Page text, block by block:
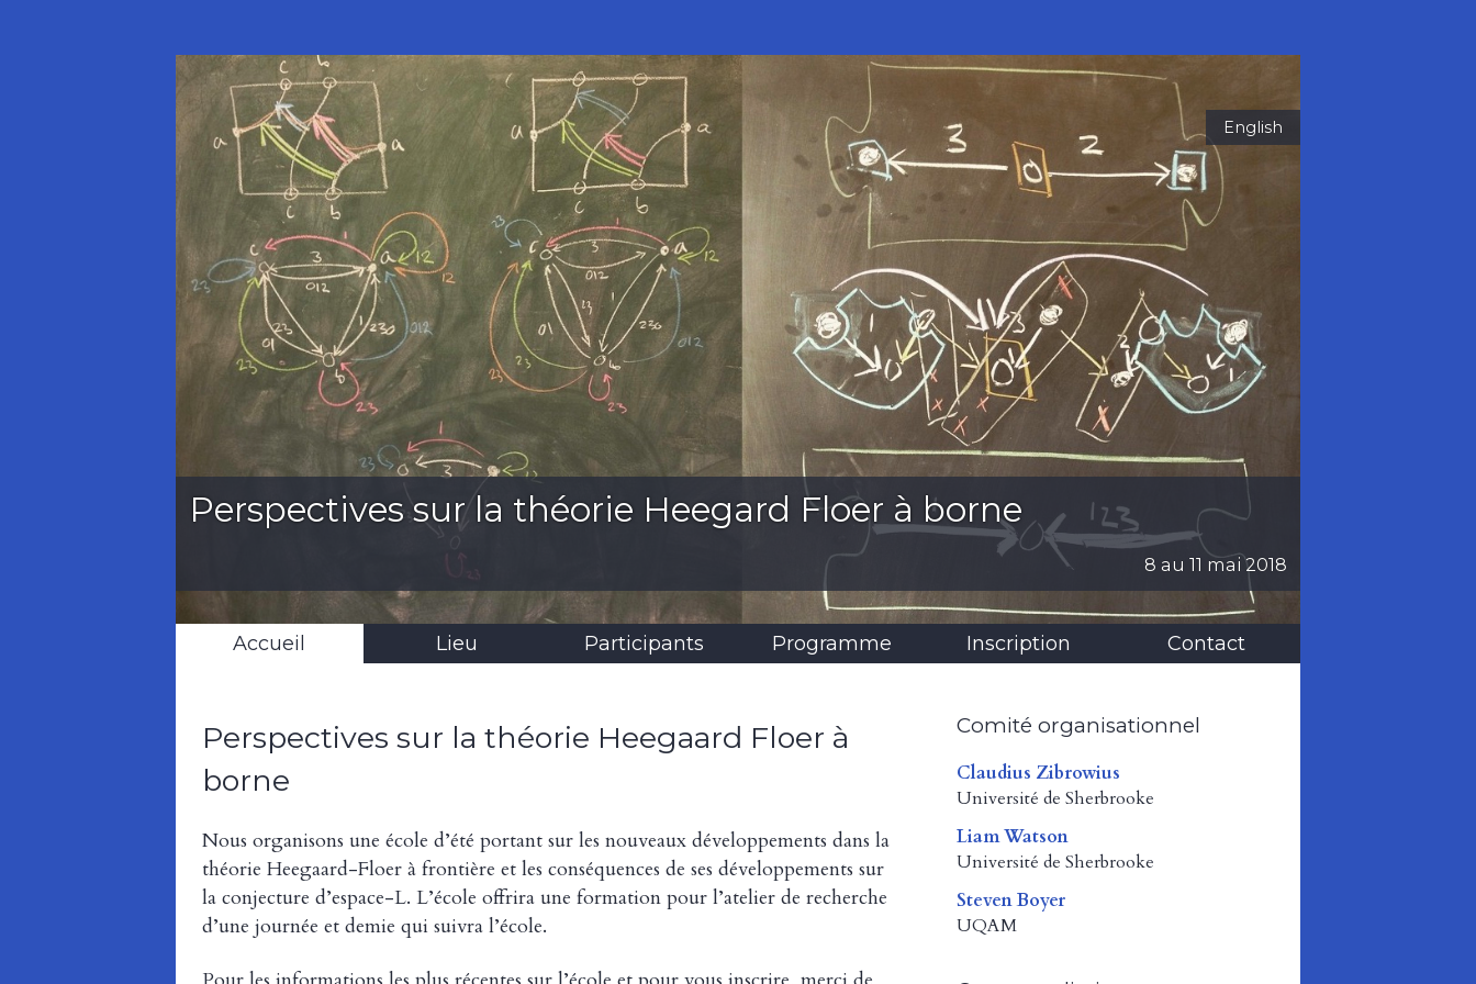
Perspectives sur la théorie Heegard Floer à borne
8 au 11 mai 2018
English
Accueil Lieu Participants Programme Inscription Contact
Perspectives sur la théorie Heegaard Floer à
borne
Nous organisons une école d’été portant sur les nouveaux développements dans la
théorie Heegaard-Floer à frontière et les conséquences de ses développements sur
la conjecture d’espace-L. L’école offrira une formation pour l’atelier de recherche
d’une journée et demie qui suivra l’école.
Comité organisationnel
Claudius Zibrowius
Université de Sherbrooke
Liam Watson
Université de Sherbrooke
Steven Boyer
UQAM